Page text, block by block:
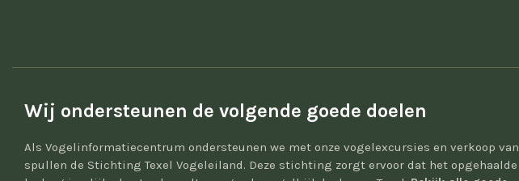
Wij ondersteunen de volgende goede doelen
Als Vogelinformatiecentrum ondersteunen we met onze vogelexcursies en verkoop van
spullen de Stichting Texel Vogeleiland. Deze stichting zorgt ervoor dat het opgehaalde